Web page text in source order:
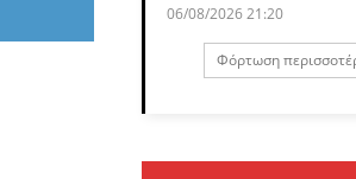
06/08/2026 21:20
Φόρτωση